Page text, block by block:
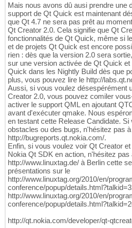
Mais nous avons dû ausi prendre une
support de Qt Quick est maintenant
que Qt 4.7 ne sera pas prêt au
Qt Creator 2.0. Cela signifie que Qt
fonctionnalités de Qt Quick, même si
et de projets Qt Quick est encore
rien : dès que la version 2.0 sera
sur une version activée de Qt Quick
Quick dans les Nightly Build dès que
plus, vous pouvez lire le http://
Aussi, si vous voulez désespérément
Creator 2.0, vous pouvez comiler
activer le support QML en ajoutant
avant d'exécuter qmake. Nous
en testant cette Release Candidate.
obstacles ou des bugs, n'hésitez pas
http://bugreports.qt.nokia.com/.
Enfin, si vous voulez voir Qt Creator
Nokia Qt SDK en action, n'hésitez
http://www.linuxtag.de/ à Berlin cette
présentations sur le
http://www.linuxtag.org/2010/en/
conference/popup/
http://www.linuxtag.org/2010/en/
conference/popup/
http://qt.nokia.com/developer/qt-